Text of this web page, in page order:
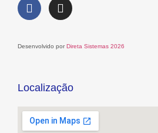
Desenvolvido por Direta Sistemas 2026
Localização